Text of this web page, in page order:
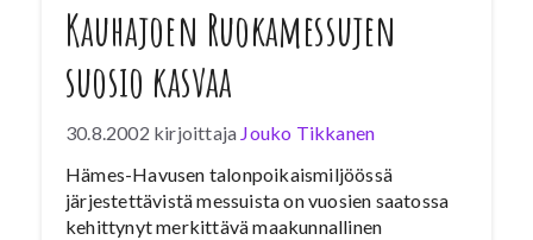
Kauhajoen Ruokamessujen
suosio kasvaa
30.8.2002 kirjoittaja Jouko Tikkanen
Hämes-Havusen talonpoikaismiljöössä
järjestettävistä messuista on vuosien saatossa
kehittynyt merkittävä maakunnallinen